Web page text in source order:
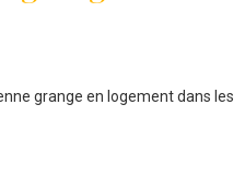
grange en logement dans les